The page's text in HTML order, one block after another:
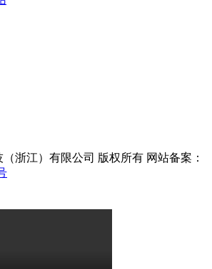
浙江）有限公司 版权所有 网站备案：